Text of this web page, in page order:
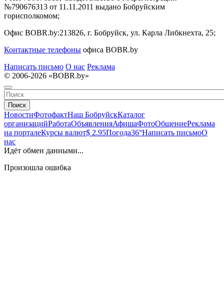
№790676313 от 11.11.2011 выдано Бобруйским
горисполкомом;
Офис BOBR.by:213826, г. Бобруйск, ул. Карла Либкнехта, 25;
Контактные телефоны офиса BOBR.by
Написать письмо О нас Реклама
© 2006-2026 «BOBR.by»
Поиск
НовостиФотофактНаш БобруйскКаталог
организацийРаботаОбъявленияАфишаФотоОбщениеРеклама
на порталеКурсы валют$ 2.95Погода36°Написать письмоО
нас
Идёт обмен данными...
Произошла ошибка